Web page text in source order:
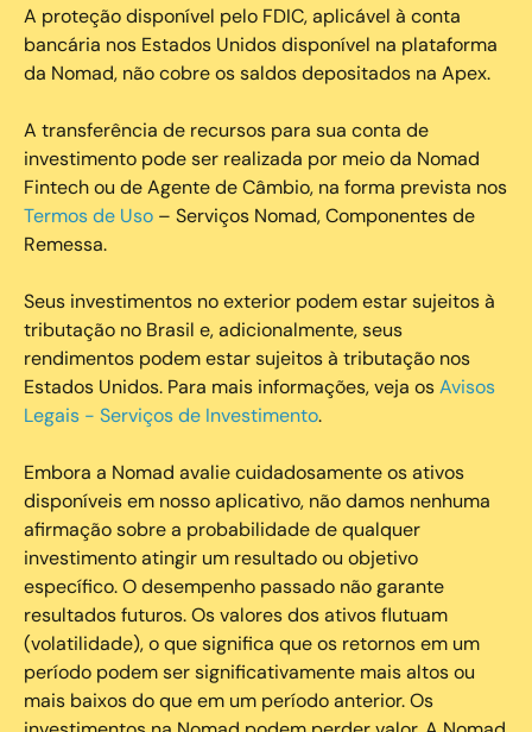
A proteção disponível pelo FDIC, aplicável à conta
bancária nos Estados Unidos disponível na plataforma
da Nomad, não cobre os saldos depositados na Apex.
A transferência de recursos para sua conta de
investimento pode ser realizada por meio da Nomad
Fintech ou de Agente de Câmbio, na forma prevista nos
Termos de Uso – Serviços Nomad, Componentes de
Remessa.
Seus investimentos no exterior podem estar sujeitos à
tributação no Brasil e, adicionalmente, seus
rendimentos podem estar sujeitos à tributação nos
Estados Unidos. Para mais informações, veja osAvisos
Legais - Serviços de Investimento.
Embora a Nomad avalie cuidadosamente os ativos
disponíveis em nosso aplicativo, não damos nenhuma
afirmação sobre a probabilidade de qualquer
investimento atingir um resultado ou objetivo
específico. O desempenho passado não garante
resultados futuros. Os valores dos ativos flutuam
(volatilidade), o que significa que os retornos em um
período podem ser significativamente mais altos ou
mais baixos do que em um período anterior. Os